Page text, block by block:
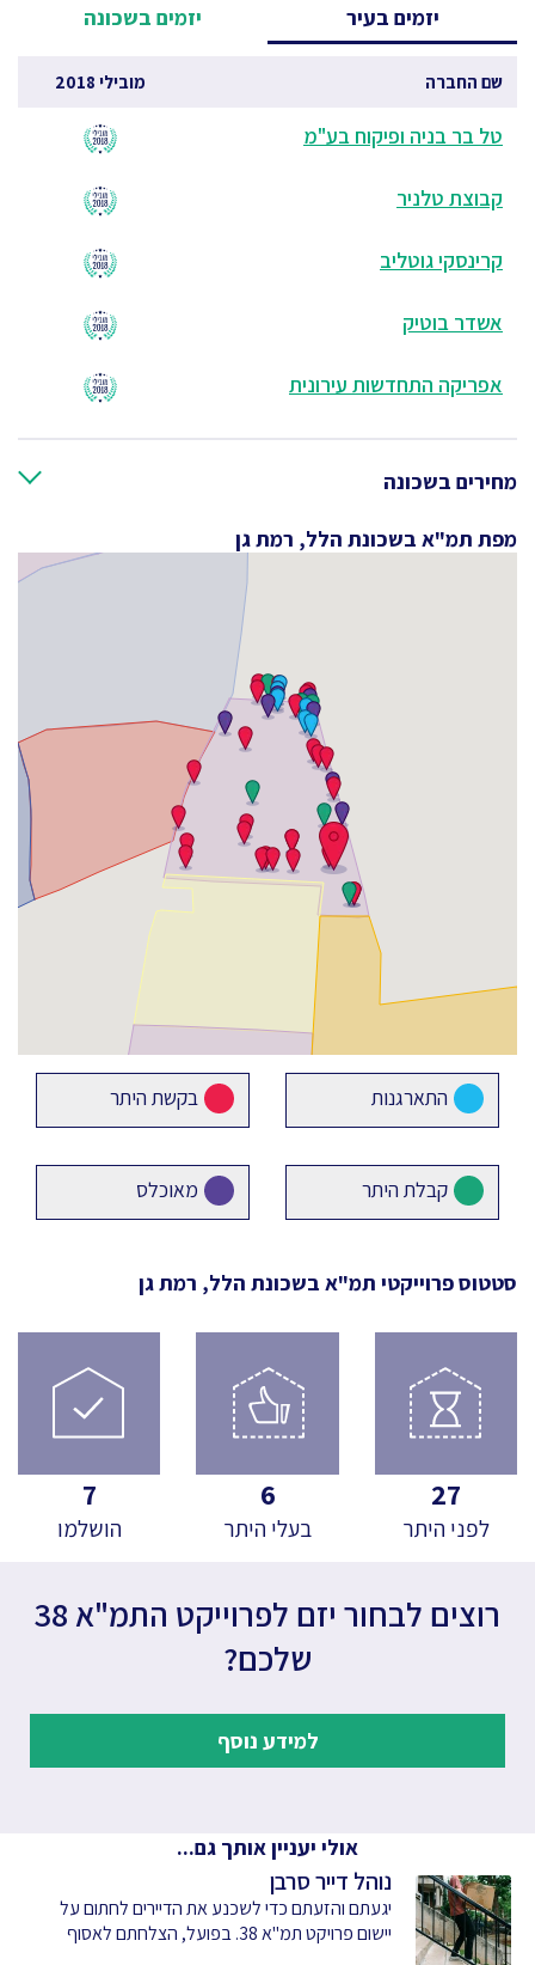
יזמים בעיר יזמים בשכונה
שם החברה מובילי 2018
טל בר בניה ופיקוח בע"מ
קבוצת טלניר
קרינסקי גוטליב
אשדר בוטיק
אפריקה התחדשות עירונית
מחירים בשכונה
מפת תמ"א בשכונת הלל, רמת גן
התארגנות בקשת היתר
קבלת היתר מאוכלס
סטטוס פרוייקטי תמ"א בשכונת הלל, רמת גן
27
לפני היתר
6
בעלי היתר
7
הושלמו
רוצים לבחור יזם לפרוייקט התמ"א 38
שלכם?
למידע נוסף
אולי יעניין אותך גם...
נוהל דייר סרבן
יגעתם והזעתם כדי לשכנע את הדיירים לחתום על
יישום פרויקט תמ"א 38. בפועל, הצלחתם לאסוף